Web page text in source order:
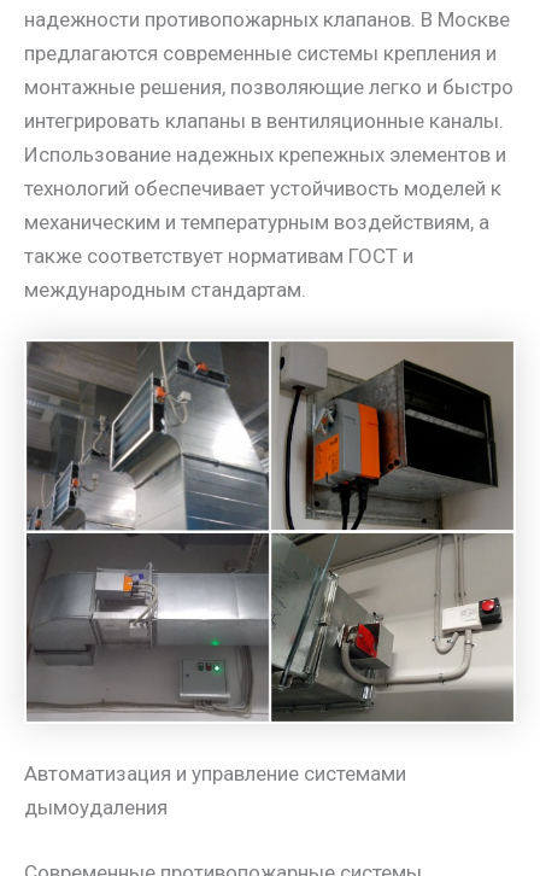
надежности противопожарных клапанов. В Москве
предлагаются современные системы крепления и
монтажные решения, позволяющие легко и быстро
интегрировать клапаны в вентиляционные каналы.
Использование надежных крепежных элементов и
технологий обеспечивает устойчивость моделей к
механическим и температурным воздействиям, а
также соответствует нормативам ГОСТ и
международным стандартам.
Автоматизация и управление системами
дымоудаления